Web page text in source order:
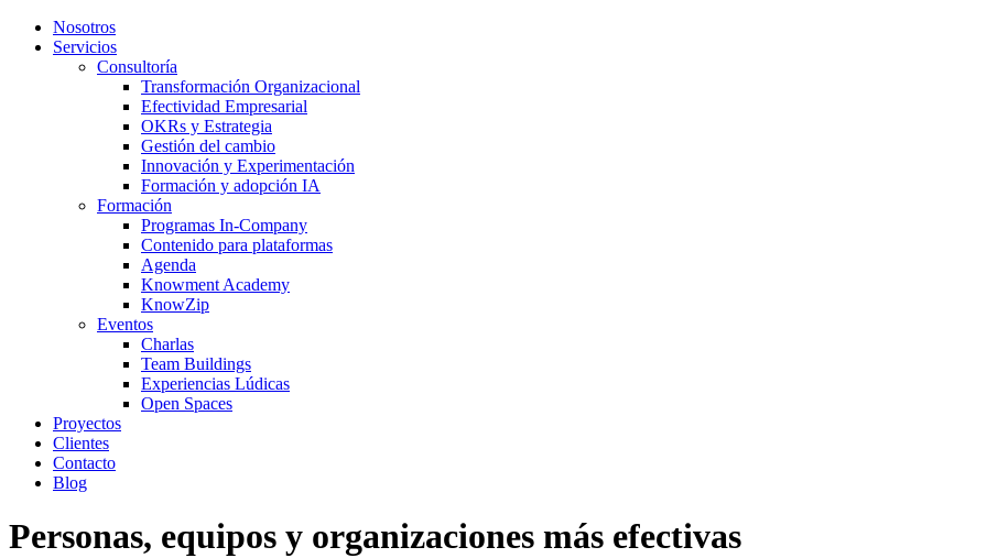
Nosotros
Servicios
Consultoría
Transformación Organizacional
Efectividad Empresarial
OKRs y Estrategia
Gestión del cambio
Innovación y Experimentación
Formación y adopción IA
Formación
Programas In-Company
Contenido para plataformas
Agenda
Knowment Academy
KnowZip
Eventos
Charlas
Team Buildings
Experiencias Lúdicas
Open Spaces
Proyectos
Clientes
Contacto
Blog
Personas, equipos y organizaciones más efectivas